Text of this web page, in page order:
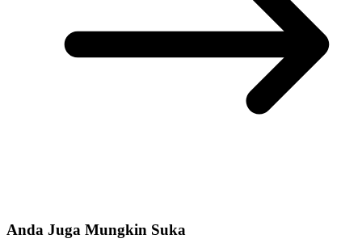
Anda Juga Mungkin Suka